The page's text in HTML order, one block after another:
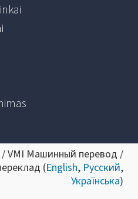
VMI Машинный перевод /
(English, Русский,
Українська)